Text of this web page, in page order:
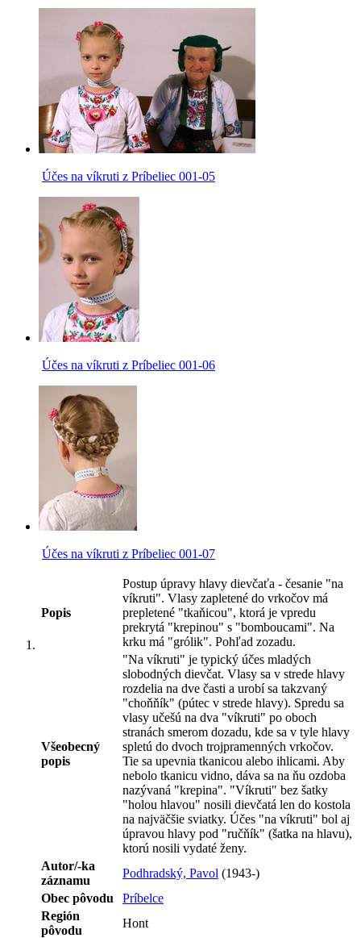
Účes na víkruti z Príbeliec 001-05
Účes na víkruti z Príbeliec 001-06
Účes na víkruti z Príbeliec 001-07
Popis
Postup úpravy hlavy dievčaťa - česanie "na
víkruti". Vlasy zapletené do vrkočov má
prepletené "tkaňicou", ktorá je vpredu
prekrytá "krepinou" s "bomboucami". Na
krku má "grólik". Pohľad zozadu.
Všeobecný
popis
"Na víkruti" je typický účes mladých
slobodných dievčat. Vlasy sa v strede hlavy
rozdelia na dve časti a urobí sa takzvaný
"choňňík" (pútec v strede hlavy). Spredu sa
vlasy učešú na dva "víkruti" po oboch
stranách smerom dozadu, kde sa v tyle hlavy
spletú do dvoch trojpramenných vrkočov.
Tie sa upevnia tkanicou alebo ihlicami. Aby
nebolo tkanicu vidno, dáva sa na ňu ozdoba
nazývaná "krepina". "Víkruti" bez šatky
"holou hlavou" nosili dievčatá len do kostola
na najväčšie sviatky. Účes "na víkruti" bol aj
úpravou hlavy pod "ručňík" (šatka na hlavu),
ktorú nosili vydaté ženy.
Autor/-ka
záznamu
Podhradský, Pavol (1943-)
Obec pôvodu
Príbelce
Región
pôvodu
Hont